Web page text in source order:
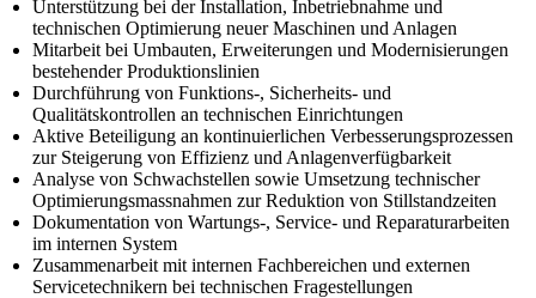
Unterstützung bei der Installation, Inbetriebnahme und
technischen Optimierung neuer Maschinen und Anlagen
Mitarbeit bei Umbauten, Erweiterungen und Modernisierungen
bestehender Produktionslinien
Durchführung von Funktions-, Sicherheits- und
Qualitätskontrollen an technischen Einrichtungen
Aktive Beteiligung an kontinuierlichen Verbesserungsprozessen
zur Steigerung von Effizienz und Anlagenverfügbarkeit
Analyse von Schwachstellen sowie Umsetzung technischer
Optimierungsmassnahmen zur Reduktion von Stillstandzeiten
Dokumentation von Wartungs-, Service- und Reparaturarbeiten
im internen System
Zusammenarbeit mit internen Fachbereichen und externen
Servicetechnikern bei technischen Fragestellungen